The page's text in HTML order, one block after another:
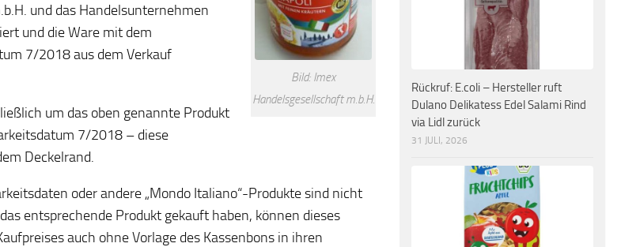
Bild: Imex
Handelsgesellschaft m.b.H.
und das Handelsunternehmen
und die Ware mit dem
7/2018 aus dem Verkauf
um das oben genannte Produkt
7/2018 – diese
Deckelrand.
oder andere „Mondo Italiano“-Produkte sind nicht
entsprechende Produkt gekauft haben, können dieses
auch ohne Vorlage des Kassenbons in ihren
Rückruf: E.coli – Hersteller ruft
Dulano Delikatess Edel Salami Rind
via Lidl zurück
31 JULI, 2026